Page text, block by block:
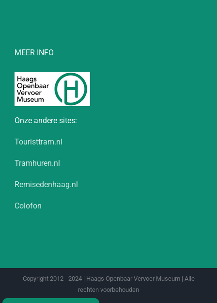
MEER INFO
Onze andere sites:
Touristtram.nl
Tramhuren.nl
Remisedenhaag.nl
Colofon
Copyright 2012 - 2024 | Haags Openbaar Vervoer Museum | Alle
rechten voorbehouden